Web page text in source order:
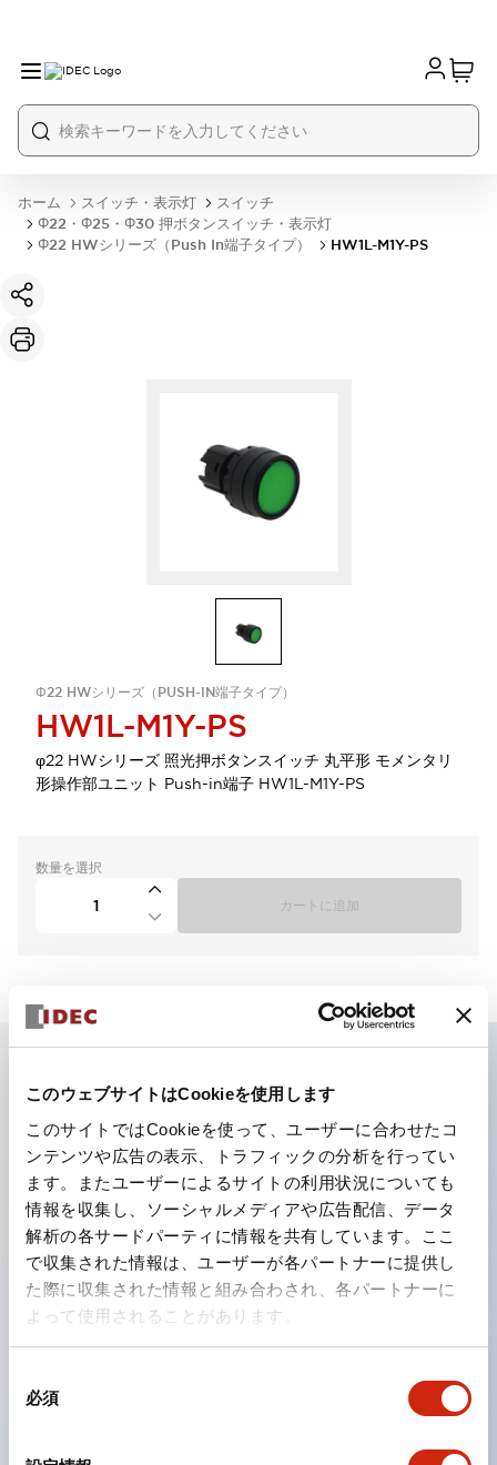
このウェブサイトはCookieを使用します
このサイトではCookieを使って、ユーザーに合わせたコ
ンテンツや広告の表示、トラフィックの分析を行ってい
ます。またユーザーによるサイトの利用状況についても
情報を収集し、ソーシャルメディアや広告配信、データ
解析の各サードパーティに情報を共有しています。ここ
で収集された情報は、ユーザーが各パートナーに提供し
た際に収集された情報と組み合わされ、各パートナーに
よって使用されることがあります。
必須
ホーム スイッチ・表示灯
スイッチ
Φ22・Φ25・Φ30 押ボタンスイッチ・表示灯
Φ22 HWシリーズ（Push In端子タイプ）
HW1L-M1Y-PS
Φ22 HWシリーズ（PUSH-IN端子タイプ）
HW1L-M1Y-PS
φ22 HWシリーズ 照光押ボタンスイッチ 丸平形 モメンタリ
形操作部ユニット Push-in端子 HW1L-M1Y-PS
数量を選択
カートに追加
主な特長
業界初！ひとつで6色の役をこなすLED：急な照光色変
更の場合でもレンズのみの購入で色替えが可能に。色変
更・在庫管理の工数削減はもちろん、環境にもやさしい
製品です。
新LEDで視認性がアップ、ISOで規定された安全色に対
応
電線がぬけにくく、振動時も安心